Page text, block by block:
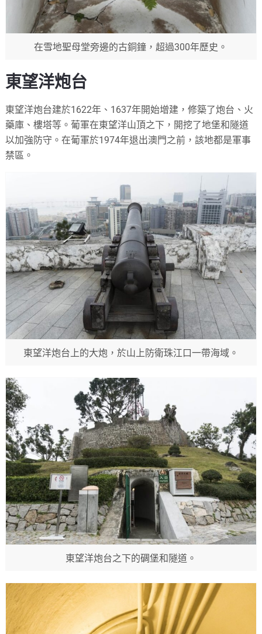
在雪地聖母堂旁邊的古銅鐘，超過300年歷史。
東望洋炮台
東望洋炮台建於1622年、1637年開始增建，修築了炮台、火
藥庫、樓塔等。葡軍在東望洋山頂之下，開挖了地堡和隧道
以加強防守。在葡軍於1974年退出澳門之前，該地都是軍事
禁區。
東望洋炮台上的大炮，於山上防衛珠江口一帶海域。
東望洋炮台之下的碉堡和隧道。